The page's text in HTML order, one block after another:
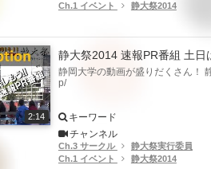
Ch.1 イベント 静大祭2014
2:14
静大祭2014 速報PR番組 土日
静岡大学の動画が盛りだくさん！
p/
キーワード
チャンネル
Ch.3 サークル
静大祭実行委員
Ch.1 イベント
静大祭2014